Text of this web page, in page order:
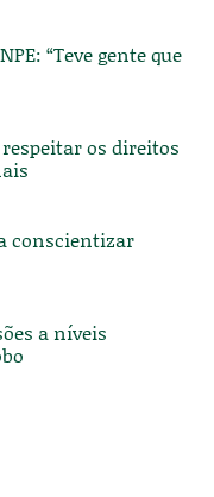
“Teve gente que
os direitos
conscientizar
a níveis